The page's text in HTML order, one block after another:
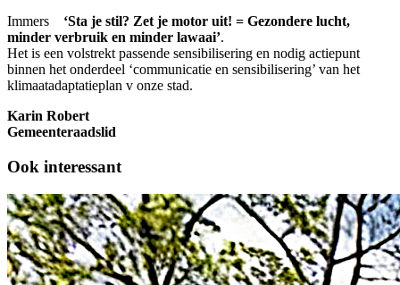
Immers ‘Sta je stil? Zet je motor uit! = Gezondere lucht,
minder verbruik en minder lawaai’.
Het is een volstrekt passende sensibilisering en nodig actiepunt
binnen het onderdeel ‘communicatie en sensibilisering’ van het
klimaatadaptatieplan v onze stad.
Karin Robert
Gemeenteraadslid
Ook interessant